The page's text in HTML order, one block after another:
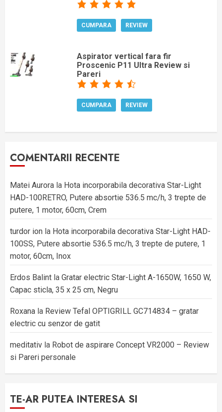
CUMPARA REVIEW
Aspirator vertical fara fir
Proscenic P11 Ultra Review si
Pareri
CUMPARA REVIEW
COMENTARII RECENTE
Matei Aurora la Hota incorporabila decorativa Star-Light
HAD-100RETRO, Putere absortie 536.5 mc/h, 3 trepte de
putere, 1 motor, 60cm, Crem
turdor ion la Hota incorporabila decorativa Star-Light HAD-
100SS, Putere absortie 536.5 mc/h, 3 trepte de putere, 1
motor, 60cm, Inox
Erdos Balint la Gratar electric Star-Light A-1650W, 1650 W,
Capac sticla, 35 x 25 cm, Negru
Roxana la Review Tefal OPTIGRILL GC714834 – gratar
electric cu senzor de gatit
meditativ la Robot de aspirare Concept VR2000 – Review
si Pareri personale
TE-AR PUTEA INTERESA SI